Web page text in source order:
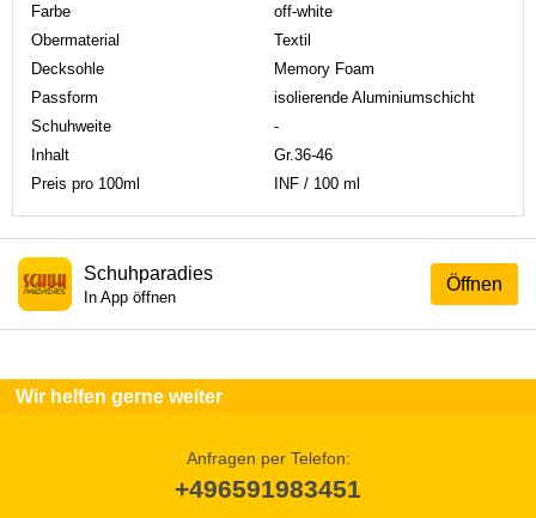
Farbe
off-white
Obermaterial
Textil
Decksohle
Memory Foam
Passform
isolierende Aluminiumschicht
Schuhweite
-
Inhalt
Gr.36-46
Preis pro 100ml
INF / 100 ml
Öffnen
Schuhparadies
In App öffnen
Wir helfen gerne weiter
Anfragen per Telefon:
+496591983451